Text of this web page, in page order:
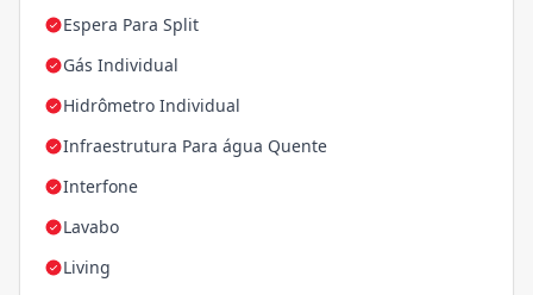
Espera Para Split
Gás Individual
Hidrômetro Individual
Infraestrutura Para água Quente
Interfone
Lavabo
Living